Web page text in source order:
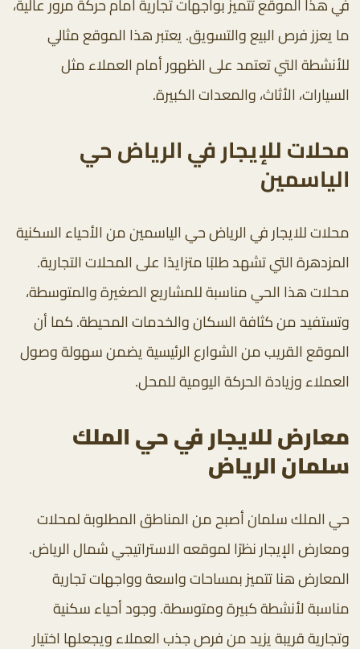
في هذا الموقع تتميز بواجهات تجارية أمام حركة مرور عالية،
ما يعزز فرص البيع والتسويق. يعتبر هذا الموقع مثالي
للأنشطة التي تعتمد على الظهور أمام العملاء مثل
السيارات، الأثاث، والمعدات الكبيرة.
محلات للإيجار في الرياض حي
الياسمين
محلات للايجار في الرياض حي الياسمين من الأحياء السكنية
المزدهرة التي تشهد طلبًا متزايدًا على المحلات التجارية.
محلات هذا الحي مناسبة للمشاريع الصغيرة والمتوسطة،
وتستفيد من كثافة السكان والخدمات المحيطة. كما أن
الموقع القريب من الشوارع الرئيسية يضمن سهولة وصول
العملاء وزيادة الحركة اليومية للمحل.
معارض للايجار في حي الملك
سلمان الرياض
حي الملك سلمان أصبح من المناطق المطلوبة لمحلات
ومعارض الإيجار نظرًا لموقعه الاستراتيجي شمال الرياض.
المعارض هنا تتميز بمساحات واسعة وواجهات تجارية
مناسبة لأنشطة كبيرة ومتوسطة. وجود أحياء سكنية
وتجارية قريبة يزيد من فرص جذب العملاء ويجعلها اختيار